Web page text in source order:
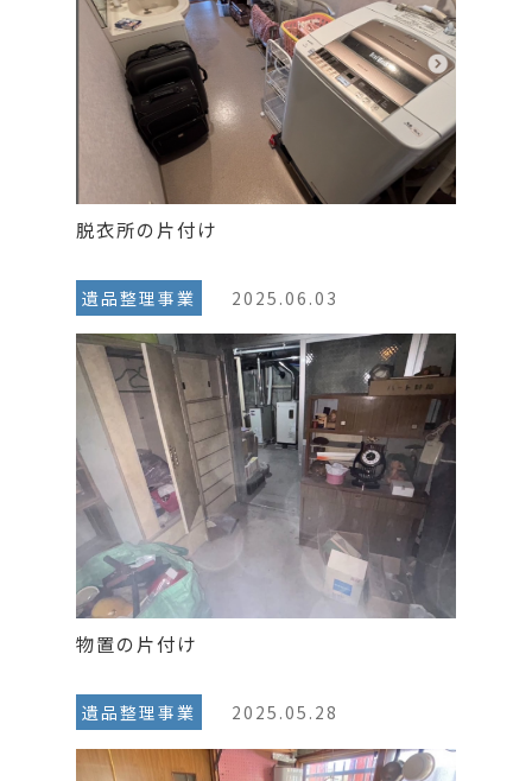
脱衣所の片付け
遺品整理事業 2025.06.03
物置の片付け
遺品整理事業 2025.05.28